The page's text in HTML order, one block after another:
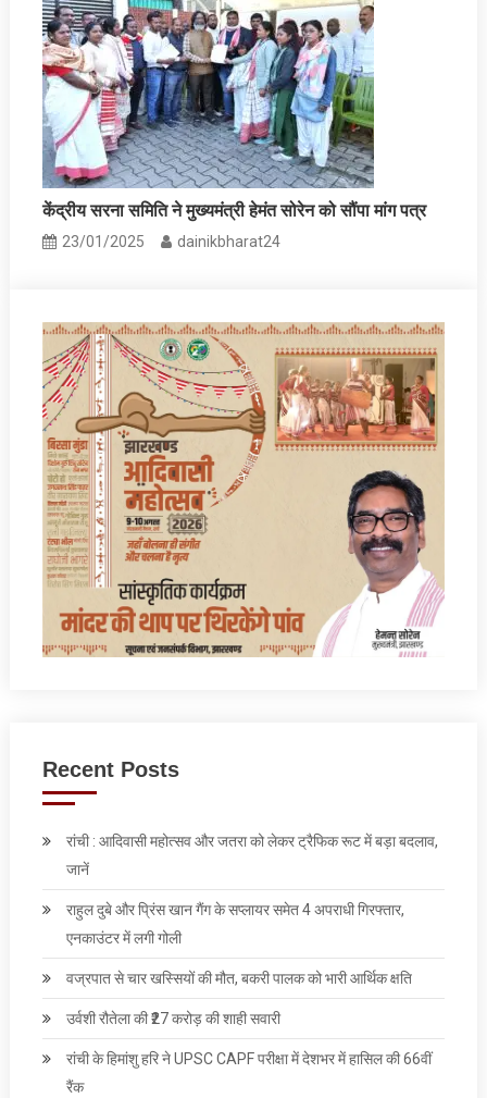
केंद्रीय सरना समिति ने मुख्यमंत्री हेमंत सोरेन को सौंपा मांग पत्र
23/01/2025 dainikbharat24
Recent Posts
रांची : आदिवासी महोत्सव और जतरा को लेकर ट्रैफिक रूट में बड़ा बदलाव,
जानें
राहुल दुबे और प्रिंस खान गैंग के सप्लायर समेत 4 अपराधी गिरफ्तार,
एनकाउंटर में लगी गोली
वज्रपात से चार खस्सियों की मौत, बकरी पालक को भारी आर्थिक क्षति
उर्वशी रौतेला की ₹27 करोड़ की शाही सवारी
रांची के हिमांशु हरि ने UPSC CAPF परीक्षा में देशभर में हासिल की 66वीं
रैंक